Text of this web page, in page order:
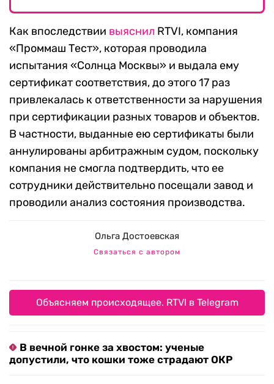
Как впоследствии выяснил RTVI, компания
«Проммаш Тест», которая проводила
испытания «Солнца Москвы» и выдала ему
сертификат соответствия, до этого 17 раз
привлекалась к ответственности за нарушения
при сертификации разных товаров и объектов.
В частности, выданные ею сертификаты были
аннулированы арбитражным судом, поскольку
компания не смогла подтвердить, что ее
сотрудники действительно посещали завод и
проводили анализ состояния производства.
Ольга Достоевская
Связаться с автором
Объясняем происходящее. RTVI в Telegram
В вечной гонке за хвостом: ученые
допустили, что кошки тоже страдают ОКР